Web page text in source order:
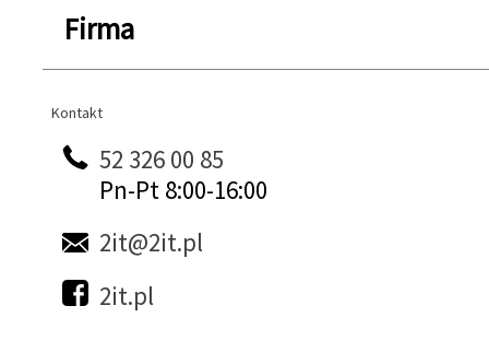
Firma
Kontakt
Kontakt
52 326 00 85
Pn-Pt 8:00-16:00
2it@2it.pl
2it.pl